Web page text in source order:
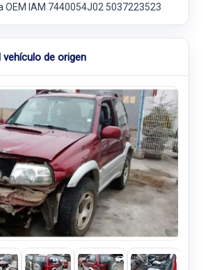
OEM IAM 7440054J02 5037223523
de origen